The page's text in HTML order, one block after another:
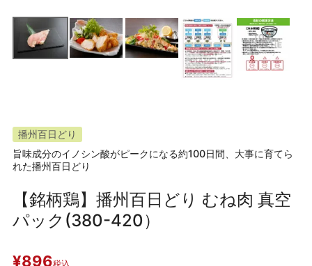
播州百日どり
旨味成分のイノシン酸がピークになる約100日間、大事に育てら
れた播州百日どり
【銘柄鶏】播州百日どり むね肉 真空
パック(380-420）
¥896税込